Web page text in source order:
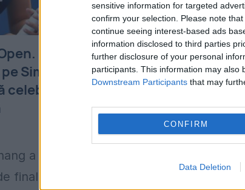
sensitive information for targeted
confirm your selection. Please note
continue seeing interest-based ads
information disclosed to third parties
further disclosure of your personal
participants. This information may also
Downstream Participants that may
CONFIRM
Data Deletion
Necunoscuta
Simona Halep a
celebră și ajuns în
a reușit, astăzi, să
finală ale turneului de
Simona
clasamentul
participarea
avea loc în
noul...